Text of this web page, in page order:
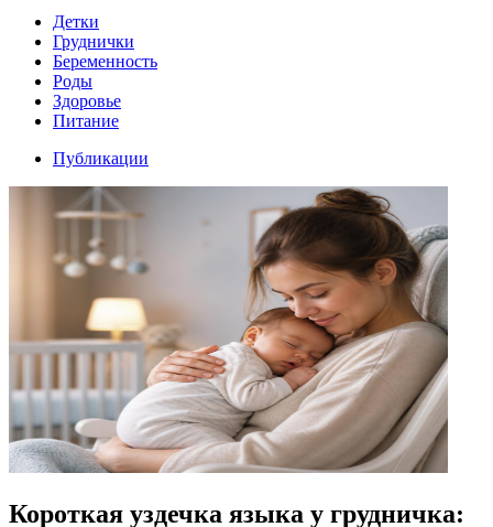
Детки
Груднички
Беременность
Роды
Здоровье
Питание
Публикации
Короткая уздечка языка у грудничка: